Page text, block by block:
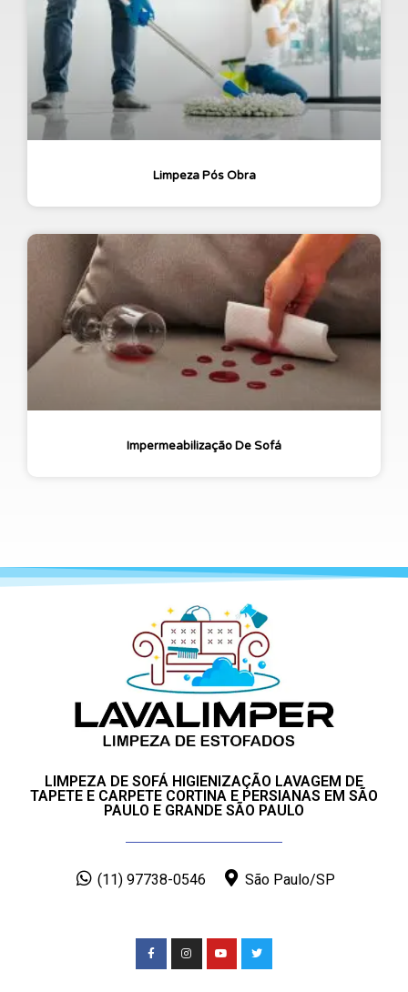
Limpeza Pós Obra
Impermeabilização De Sofá
LIMPEZA DE SOFÁ HIGIENIZAÇÃO LAVAGEM DE
TAPETE E CARPETE CORTINA E PERSIANAS EM SÃO
PAULO E GRANDE SÃO PAULO
(11) 97738-0546 São Paulo/SP